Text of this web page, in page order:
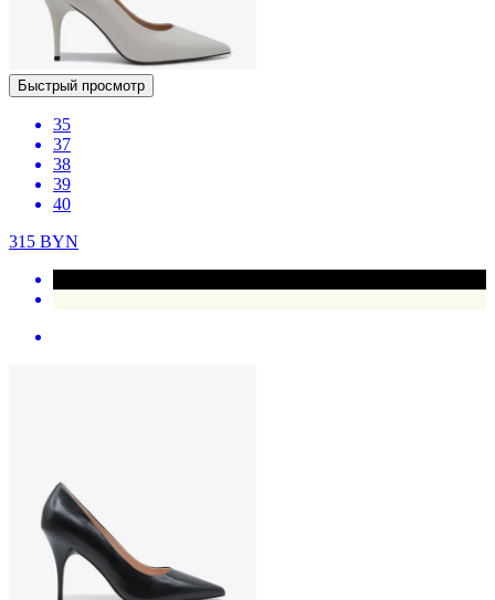
Быстрый просмотр
35
37
38
39
40
315 BYN